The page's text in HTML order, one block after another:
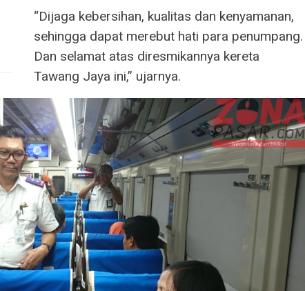
“Dijaga kebersihan, kualitas dan kenyamanan,
sehingga dapat merebut hati para penumpang.
Dan selamat atas diresmikannya kereta
Tawang Jaya ini,” ujarnya.